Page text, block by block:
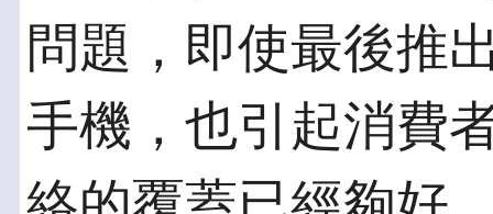
問題，即使最後推
手機，也引起消費